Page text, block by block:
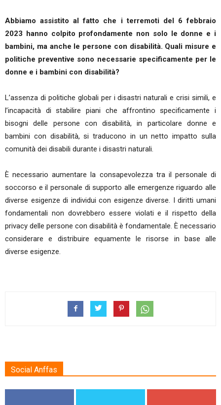
Abbiamo assistito al fatto che i terremoti del 6 febbraio
2023 hanno colpito profondamente non solo le donne e i
bambini, ma anche le persone con disabilità. Quali misure e
politiche preventive sono necessarie specificamente per le
donne e i bambini con disabilità?
L’assenza di politiche globali per i disastri naturali e crisi simili, e
l’incapacità di stabilire piani che affrontino specificamente i
bisogni delle persone con disabilità, in particolare donne e
bambini con disabilità, si traducono in un netto impatto sulla
comunità dei disabili durante i disastri naturali.
È necessario aumentare la consapevolezza tra il personale di
soccorso e il personale di supporto alle emergenze riguardo alle
diverse esigenze di individui con esigenze diverse. I diritti umani
fondamentali non dovrebbero essere violati e il rispetto della
privacy delle persone con disabilità è fondamentale. È necessario
considerare e distribuire equamente le risorse in base alle
diverse esigenze.
Social Anffas